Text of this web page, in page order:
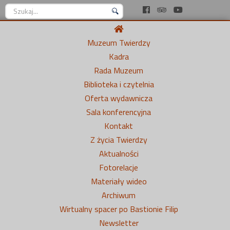
Szukaj...
Muzeum Twierdzy
Kadra
Rada Muzeum
Biblioteka i czytelnia
Oferta wydawnicza
Sala konferencyjna
Kontakt
Z życia Twierdzy
Aktualności
Fotorelacje
Materiały wideo
Archiwum
Wirtualny spacer po Bastionie Filip
Newsletter